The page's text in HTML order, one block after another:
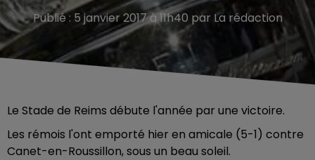
Publié : 5 janvier 2017 à 11h40 par La rédaction
Le Stade de Reims débute l'année par une victoire.
Les rémois l'ont emporté hier en amicale (5-1) contre
Canet-en-Roussillon, sous un beau soleil.